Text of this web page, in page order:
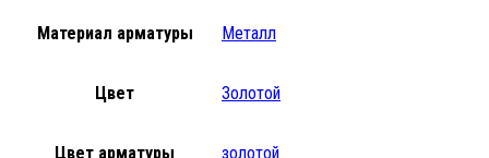
Материал арматуры Металл
Цвет Золотой
Цвет арматуры золотой